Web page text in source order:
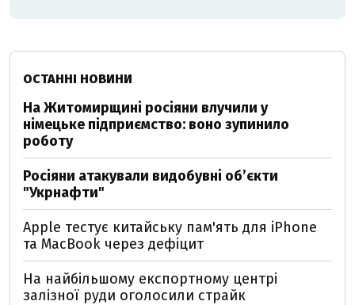
ОСТАННІ НОВИНИ
На Житомирщині росіяни влучили у
німецьке підприємство: воно зупинило
роботу
Росіяни атакували видобувні обʼєкти
"Укрнафти"
Apple тестує китайську пам'ять для iPhone
та MacBook через дефіцит
На найбільшому експортному центрі
залізної руди оголосили страйк